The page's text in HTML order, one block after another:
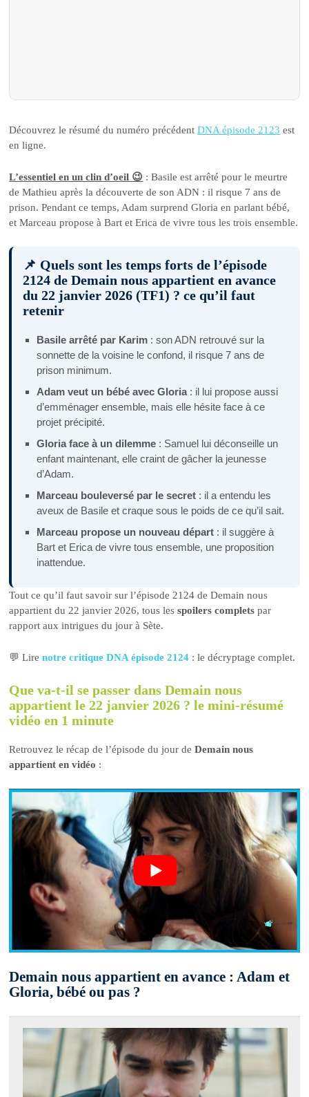
Découvrez le résumé du numéro précédentDNA épisode 2123 est
en ligne.
L’essentiel en un clin d’oeil 😉 : Basile est arrêté pour le meurtre
de Mathieu après la découverte de son ADN : il risque 7 ans de
prison. Pendant ce temps, Adam surprend Gloria en parlant bébé,
et Marceau propose à Bart et Erica de vivre tous les trois ensemble.
📌 Quels sont les temps forts de l’épisode
2124 de Demain nous appartient en avance
du 22 janvier 2026 (TF1) ? ce qu’il faut
retenir
Basile arrêté par Karim : son ADN retrouvé sur la
sonnette de la voisine le confond, il risque 7 ans de
prison minimum.
Adam veut un bébé avec Gloria: il lui propose aussi
d’emménager ensemble, mais elle hésite face à ce
projet précipité.
Gloria face à un dilemme : Samuel lui déconseille un
enfant maintenant, elle craint de gâcher la jeunesse
d’Adam.
Marceau bouleversé par le secret : il a entendu les
aveux de Basile et craque sous le poids de ce qu’il sait.
Marceau propose un nouveau départ : il suggère à
Bart et Erica de vivre tous ensemble, une proposition
inattendue.
Tout ce qu’il faut savoir sur l’épisode 2124 de Demain nous
appartient du 22 janvier 2026, tous lesspoilers complets par
rapport aux intrigues du jour à Sète.
💬 Lirenotre critique DNA épisode 2124 : le décryptage complet.
Que va-t-il se passer dans Demain nous
appartient le 22 janvier 2026 ? le mini-résumé
vidéo en 1 minute
Retrouvez le récap de l’épisode du jour deDemain nous
appartient en vidéo :
Demain nous appartient en avance : Adam et
Gloria, bébé ou pas ?